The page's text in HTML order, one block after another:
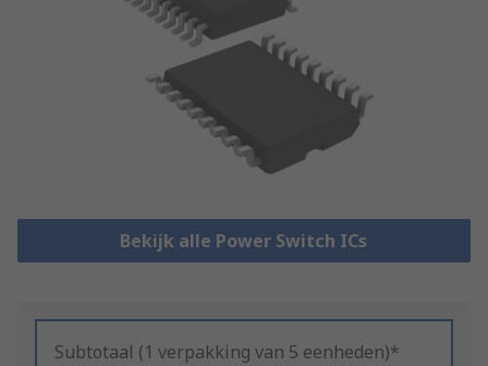
Bekijk alle Power Switch ICs
Subtotaal (1 verpakking van 5 eenheden)*